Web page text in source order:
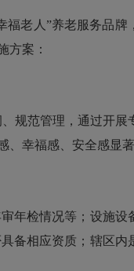
老人”养老服务品牌
方案：
规范管理，通过开展
幸福感、安全感显著
年检情况等；设施设
备相应资质；辖区内